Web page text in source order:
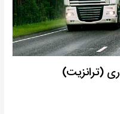
(ترانزیت)